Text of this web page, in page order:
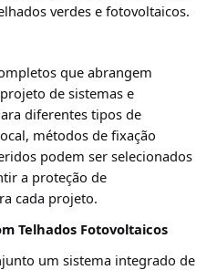
verdes e fotovoltaicos.
que abrangem
de sistemas e
diferentes tipos de
métodos de fixação
podem ser selecionados
a proteção de
cada projeto.
Telhados Fotovoltaicos
um sistema integrado de